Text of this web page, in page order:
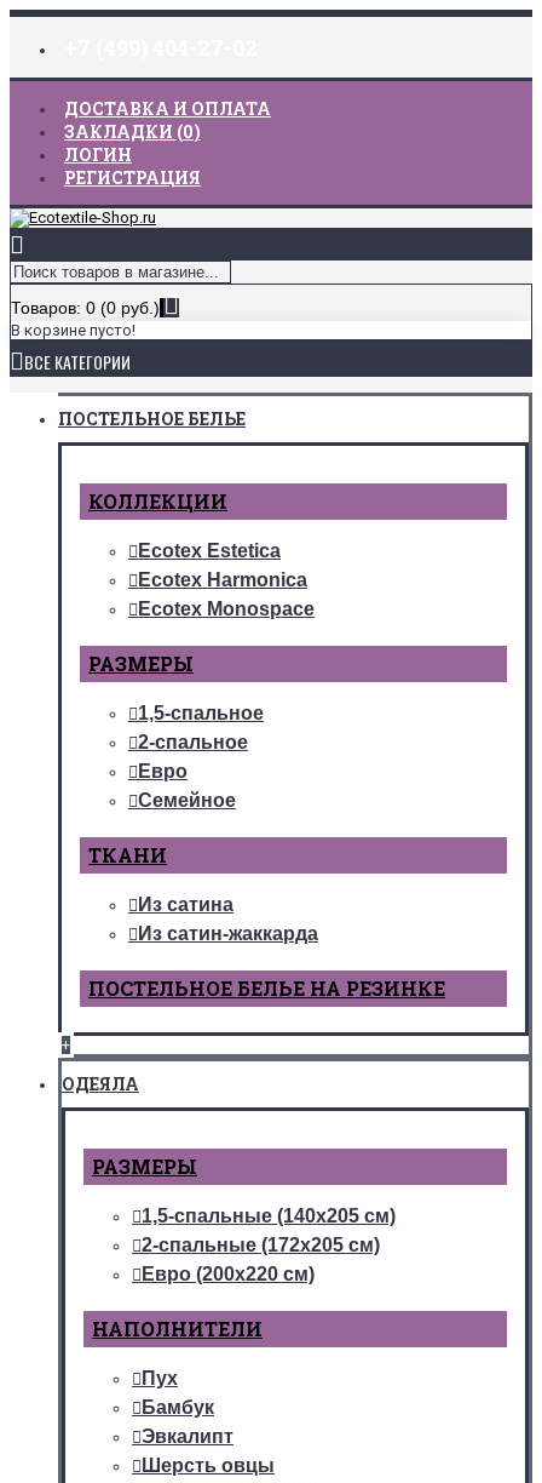
ДОСТАВКА И ОПЛАТА
ЗАКЛАДКИ (0)
ЛОГИН
РЕГИСТРАЦИЯ
Товаров: 0 (0 руб.)
В корзине пусто!
ВСЕ КАТЕГОРИИ
ПОСТЕЛЬНОЕ БЕЛЬЕ
КОЛЛЕКЦИИ
Ecotex Estetica
Ecotex Harmonica
Ecotex Monospace
РАЗМЕРЫ
1,5-спальное
2-спальное
Евро
Семейное
ТКАНИ
Из сатина
Из сатин-жаккарда
ПОСТЕЛЬНОЕ БЕЛЬЕ НА РЕЗИНКЕ
+
ОДЕЯЛА
РАЗМЕРЫ
1,5-спальные (140х205 см)
2-спальные (172х205 см)
Евро (200х220 см)
НАПОЛНИТЕЛИ
Пух
Бамбук
Эвкалипт
Шерсть овцы